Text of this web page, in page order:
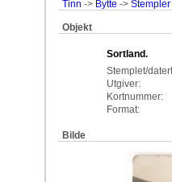
Tinn -> Bytte ->
Objekt
Sortland.
Stemplet/
Utgiver:
Kortnummer:
Format:
Bilde